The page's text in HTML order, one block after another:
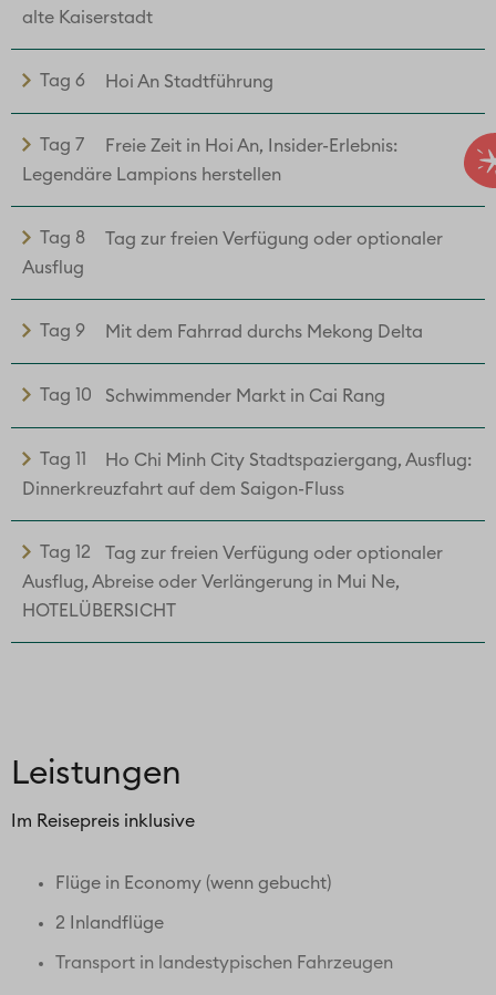
alte Kaiserstadt
Tag 6 Hoi An Stadtführung
Tag 7
Freie Zeit in Hoi An, Insider-Erlebnis:
Legendäre Lampions herstellen
Tag 8
Tag zur freien Verfügung oder optionaler
Ausflug
Tag 9 Mit dem Fahrrad durchs Mekong Delta
Tag 10 Schwimmender Markt in Cai Rang
Tag 11
Ho Chi Minh City Stadtspaziergang, Ausflug:
Dinnerkreuzfahrt auf dem Saigon-Fluss
Tag 12
Tag zur freien Verfügung oder optionaler
Ausflug, Abreise oder Verlängerung in Mui Ne,
HOTELÜBERSICHT
Leistungen
Im Reisepreis inklusive
Flüge in Economy (wenn gebucht)
2 Inlandflüge
Transport in landestypischen Fahrzeugen